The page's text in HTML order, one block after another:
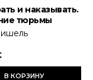
и наказывать.
тюрьмы
В КОРЗИНУ